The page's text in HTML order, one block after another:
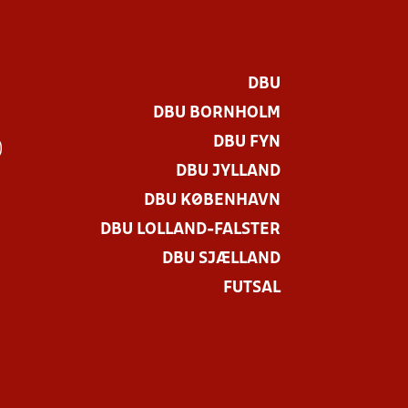
DBU
DBU BORNHOLM
DBU FYN
DBU JYLLAND
DBU KØBENHAVN
DBU LOLLAND-FALSTER
DBU SJÆLLAND
FUTSAL